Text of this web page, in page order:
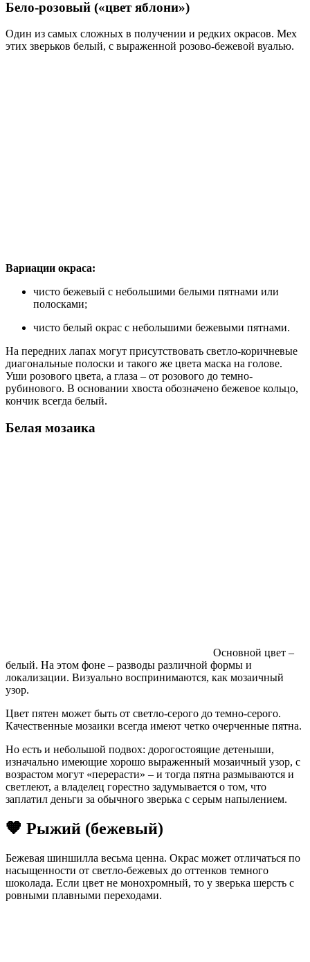
Бело-розовый («цвет яблони»)
Один из самых сложных в получении и редких окрасов. Мех
этих зверьков белый, с выраженной розово-бежевой вуалью.
Вариации окраса:
чисто бежевый с небольшими белыми пятнами или
полосками;
чисто белый окрас с небольшими бежевыми пятнами.
На передних лапах могут присутствовать светло-коричневые
диагональные полоски и такого же цвета маска на голове.
Уши розового цвета, а глаза – от розового до темно-
рубинового. В основании хвоста обозначено бежевое кольцо,
кончик всегда белый.
Белая мозаика
Основной цвет –
белый. На этом фоне – разводы различной формы и
локализации. Визуально воспринимаются, как мозаичный
узор.
Цвет пятен может быть от светло-серого до темно-серого.
Качественные мозаики всегда имеют четко очерченные пятна.
Но есть и небольшой подвох: дорогостоящие детеныши,
изначально имеющие хорошо выраженный мозаичный узор, с
возрастом могут «перерасти» – и тогда пятна размываются и
светлеют, а владелец горестно задумывается о том, что
заплатил деньги за обычного зверька с серым напылением.
🧡 Рыжий (бежевый)
Бежевая шиншилла весьма ценна. Окрас может отличаться по
насыщенности от светло-бежевых до оттенков темного
шоколада. Если цвет не монохромный, то у зверька шерсть с
ровными плавными переходами.